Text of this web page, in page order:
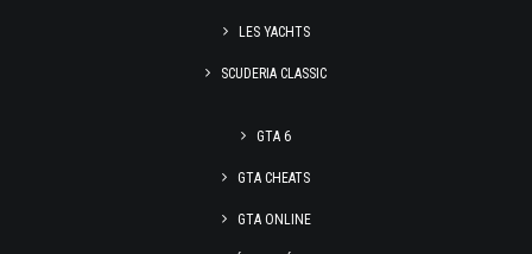
LES YACHTS
SCUDERIA CLASSIC
GTA 6
GTA CHEATS
GTA ONLINE